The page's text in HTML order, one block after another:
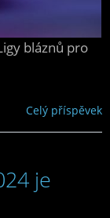
bláznů pro
Celý příspěvek
je